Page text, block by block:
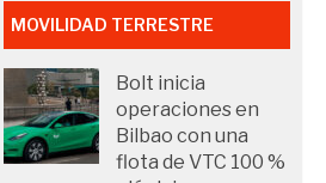
MOVILIDAD TERRESTRE
Bolt inicia
operaciones en
Bilbao con una
flota de VTC 100 %